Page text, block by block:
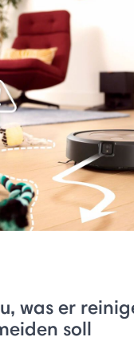
was er
soll